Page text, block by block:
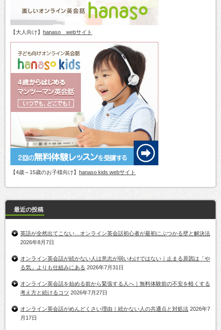
【大人向け】 hanaso webサイト
【4歳～15歳のお子様向け】 hanaso kids webサイト
最近の投稿
英語が全然出てこない…オンライン英会話初心者が最初にぶつかる壁と解決法
2026年8月7日
オンライン英会話が続かない人は意志が弱いわけではない｜止まる原因は「や
る気」よりも仕組みにある 2026年7月31日
オンライン英会話を始める前から緊張する人へ｜無料体験前の不安を軽くする
考え方と続けるコツ 2026年7月27日
オンライン英会話がめんどくさい理由｜続かない人の共通点と対処法 2026年7
月17日